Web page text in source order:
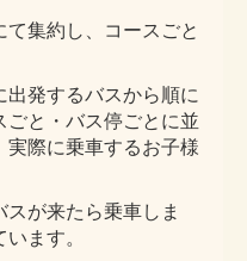
て集約し、コースごと
出発するバスから順に
と・バス停ごとに並
実際に乗車するお子様
スが来たら乗車しま
ます。